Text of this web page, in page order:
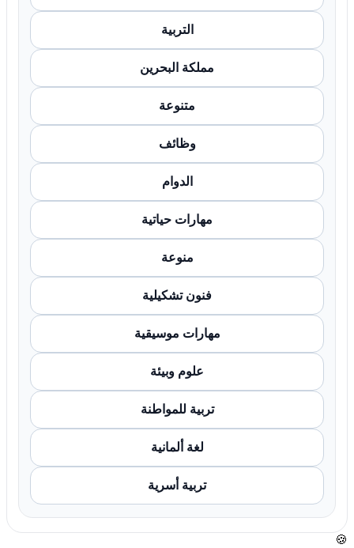
التربية
مملكة البحرين
متنوعة
وظائف
الدوام
مهارات حياتية
منوعة
فنون تشكيلية
مهارات موسيقية
علوم وبيئة
تربية للمواطنة
لغة ألمانية
تربية أسرية
🍪